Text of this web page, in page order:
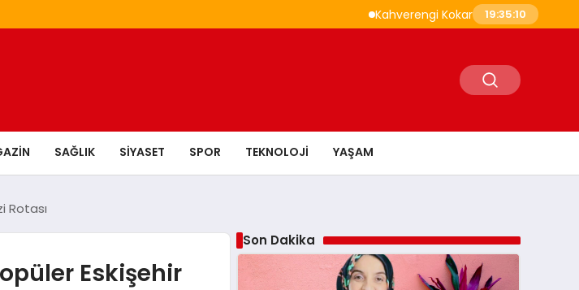
Kahverengi Kokarca İle Savaşta 1,6 Milyon
19:35:11
SAĞLIK SIYASET SPOR TEKNOLOJI YAŞAM
Rotası
Eskişehir
Son Dakika